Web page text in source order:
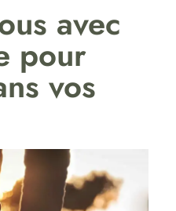
avec
pour
vos